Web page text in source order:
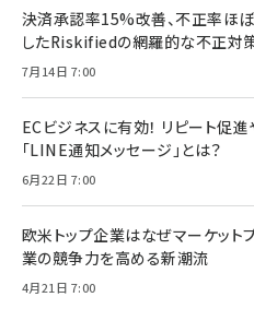
決済承認率15%改善、不正率ほぼ
したRiskifiedの網羅的な不正対
7月14日 7:00
ECビジネスに有効！ リピート促
「LINE通知メッセージ」とは？
6月22日 7:00
欧米トップ企業はなぜマーケッ
業の競争力を高める新潮流
4月21日 7:00